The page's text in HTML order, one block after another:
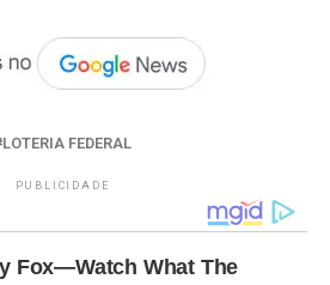
LOTERIA FEDERAL
PUBLICIDADE